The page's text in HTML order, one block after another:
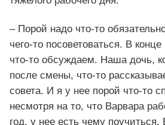
– Порой надо что-то
чего-то посоветоваться. В
что-то обсуждаем. Наша дочь,
после смены, что-то
совета. И я у нее порой что-то
несмотря на то, что Варвара
год, у нее есть чему